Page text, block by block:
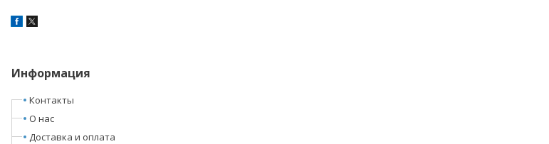
Информация
Контакты
О нас
Доставка и оплата